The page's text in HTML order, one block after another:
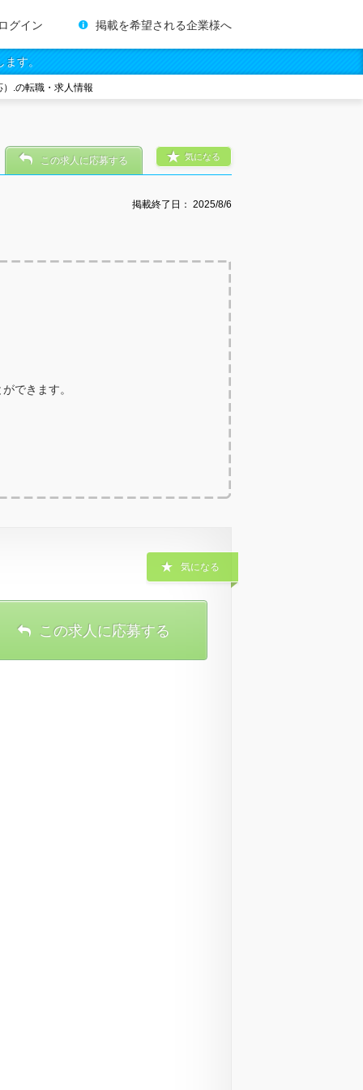
グイン 掲載を希望される企業様へ
す。
.の転職・求人情報
掲載終了日： 2025/8/6
気になる
この求人に応募する
できます。
気になる
この求人に応募する